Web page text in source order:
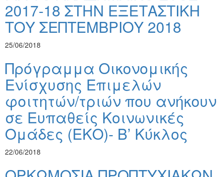
2017-18 ΣΤΗΝ ΕΞΕΤΑΣΤΙΚΗ
ΤΟΥ ΣΕΠΤΕΜΒΡΙΟΥ 2018
25/06/2018
Πρόγραμμα Οικονομικής
Ενίσχυσης Επιμελών
φοιτητών/τριών που ανήκουν
σε Ευπαθείς Κοινωνικές
Ομάδες (ΕΚΟ)- Β’ Κύκλος
22/06/2018